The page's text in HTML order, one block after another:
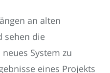
an alten
sehen die
System zu
eines Projekts